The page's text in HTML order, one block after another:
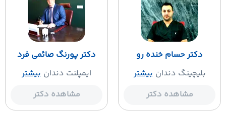
دکتر حسام خنده رو
بلیچینگ دندان بیشتر
مشاهده دکتر
دکتر پورنگ صائمی فرد
ایمپلنت دندان بیشتر
مشاهده دکتر